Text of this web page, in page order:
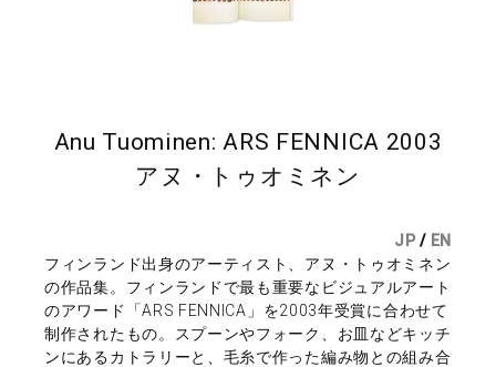
Anu Tuominen: ARS FENNICA 2003
アヌ・トゥオミネン
JP / EN
フィンランド出身のアーティスト、アヌ・トゥオミネン
の作品集。フィンランドで最も重要なビジュアルアート
のアワード「ARS FENNICA」を2003年受賞に合わせて
制作されたもの。スプーンやフォーク、お皿などキッチ
ンにあるカトラリーと、毛糸で作った編み物との組み合